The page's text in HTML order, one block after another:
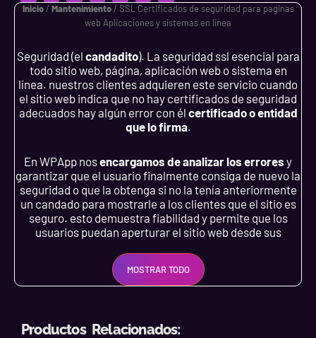
Inicio/ Mantenimiento/ SSL Certificados de seguridad para paginas
web Aplicaciones y sistemas en linea
Seguridad (el candadito). La seguridad ssl esencial para
todo sitio web, página, aplicación web o sistema en
línea. nuestros clientes adquieren este servicio cuando
el sitio web indica que no hay certificados de seguridad
adecuados hay algún error con él certificado o entidad
que lo firma.
En WPApp nosencargamos de analizar los errores y
garantizar que el usuario finalmente consiga de nuevo la
seguridad o que la obtenga si no la tenía anteriormente
un candado para mostrarle a los clientes que el sitio es
seguro. esto demuestra fiabilidad y permite que los
usuarios puedan aperturar el sitio web desde sus
es posible acceder al sitio web sin antes haber recibido
mensajes de sitio web inseguro. a veces los proveedores
de hosting proporcionan estas herramientas sin
la indispensable soluciones que el proveedor de hosting
MOSTRAR TODO
Productos Relacionados: